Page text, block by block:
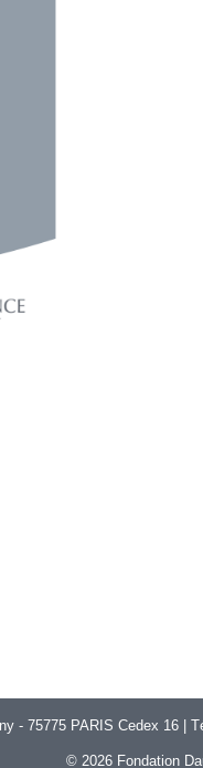
- 75775 PARIS Cedex 16 |
© 2026 Fondation